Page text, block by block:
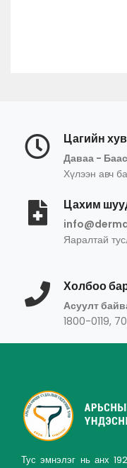
Цагийн
Даваа -
Хүлээн авч
Цахим
Яаралтай
Холбоо
Асуулт
1800-0119,
Тус эмнэлэг нь анх